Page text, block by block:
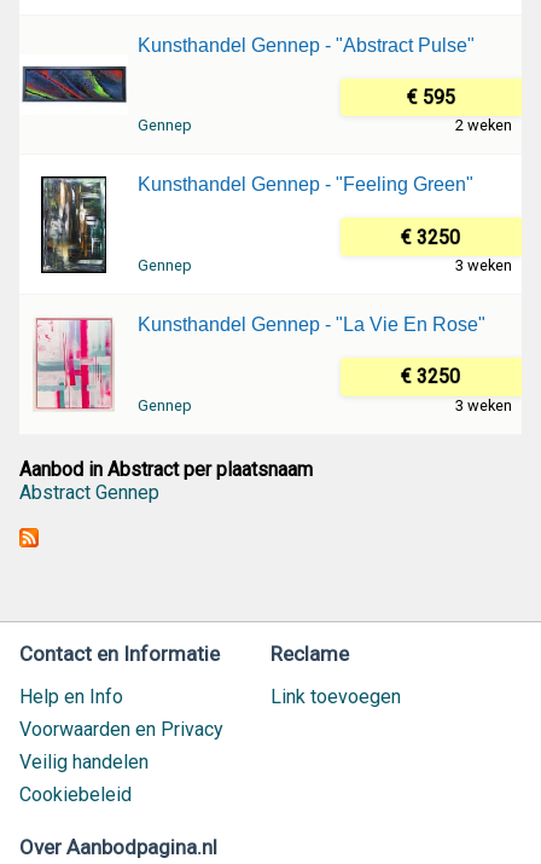
Kunsthandel Gennep - "Abstract Pulse"
€ 595
Gennep 2 weken
Kunsthandel Gennep - "Feeling Green"
€ 3250
Gennep 3 weken
Kunsthandel Gennep - "La Vie En Rose"
€ 3250
Gennep 3 weken
Aanbod in Abstract per plaatsnaam
Abstract Gennep
Contact en Informatie
Help en Info
Voorwaarden en Privacy
Veilig handelen
Cookiebeleid
Reclame
Link toevoegen
Over Aanbodpagina.nl